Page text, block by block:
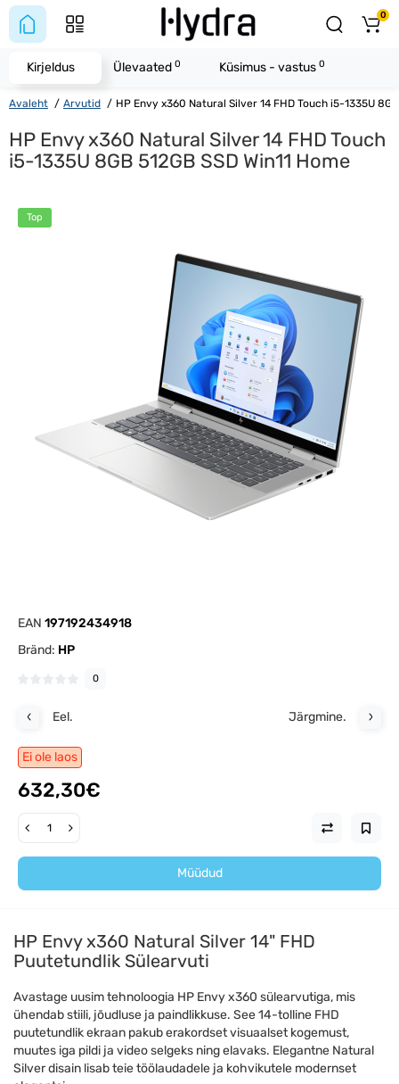
0
Avaleht Arvutid HP Envy x360 Natural Silver 14 FHD Touch i5-1335U 8GB
HP Envy x360 Natural Silver 14 FHD Touch
i5-1335U 8GB 512GB SSD Win11 Home
Top
EAN 197192434918
Bränd: HP
0
Eel. Järgmine.
Ei ole laos
632,30€
Müüdud
Kirjeldus Ülevaated 0 Küsimus - vastus 0
HP Envy x360 Natural Silver 14" FHD
Puutetundlik Sülearvuti
Avastage uusim tehnoloogia HP Envy x360 sülearvutiga, mis
ühendab stiili, jõudluse ja paindlikkuse. See 14-tolline FHD
puutetundlik ekraan pakub erakordset visuaalset kogemust,
muutes iga pildi ja video selgeks ning elavaks. Elegantne Natural
Silver disain lisab teie töölaudadele ja kohvikutele modernset